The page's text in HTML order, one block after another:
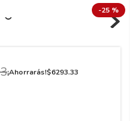
-25 %
¡Ahorrarás!$6293.33
245